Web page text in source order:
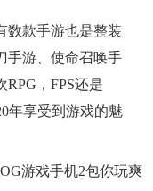
数款手游也是整装
手游、使命召唤手
，FPS还是
年享受到游戏的魅